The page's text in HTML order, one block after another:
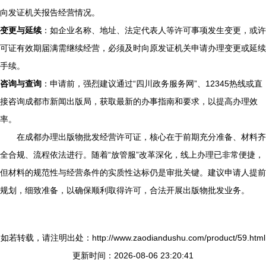
向发证机关报告经营情况。
变更与延续：如企业名称、地址、法定代表人等许可事项发生变更，或许
可证有效期届满需继续经营，必须及时向原发证机关申请办理变更或延续
手续。
咨询与查询 ：申请前，强烈建议通过“四川政务服务网”、12345热线或直
接咨询成都市新闻出版局，获取最新的办事指南和要求，以提高办理效
率。
在成都办理出版物批发经营许可证，核心在于前期充分准备、材料齐
全合规、流程依法进行。随着“放管服”改革深化，线上办理已非常便捷，
但材料的规范性与经营条件的实质性达标仍是审批关键。建议申请人提前
规划，细致准备，以确保顺利取得许可，合法开展出版物批发业务。
如若转载，请注明出处：http://www.zaodiandushu.com/product/59.html
更新时间：2026-08-06 23:20:41